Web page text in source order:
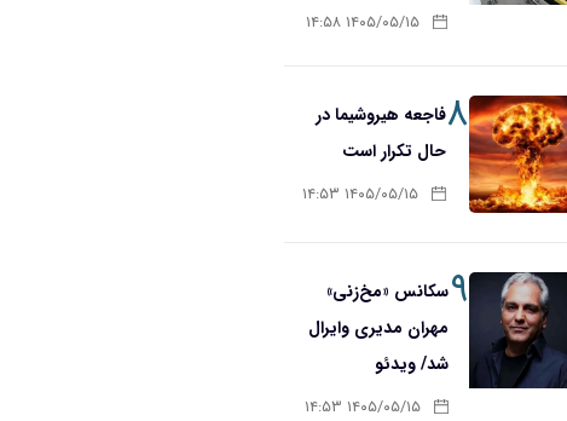
۱۴۰۵/۰۵/۱۵ ۱۴:۵۸
۸فاجعه هیروشیما در
حال تکرار است
۱۴۰۵/۰۵/۱۵ ۱۴:۵۳
۹سکانس «مخ‌زنی»
مهران مدیری وایرال
شد/ ویدئو
۱۴۰۵/۰۵/۱۵ ۱۴:۵۳